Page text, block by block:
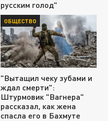
русским голод"
ОБЩЕСТВО
"Вытащил чеку зубами и
ждал смерти":
Штурмовик "Вагнера"
рассказал, как жена
спасла его в Бахмуте